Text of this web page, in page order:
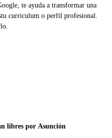
te ayuda a transformar una
curriculum o perfil profesional.
libres por Asunción